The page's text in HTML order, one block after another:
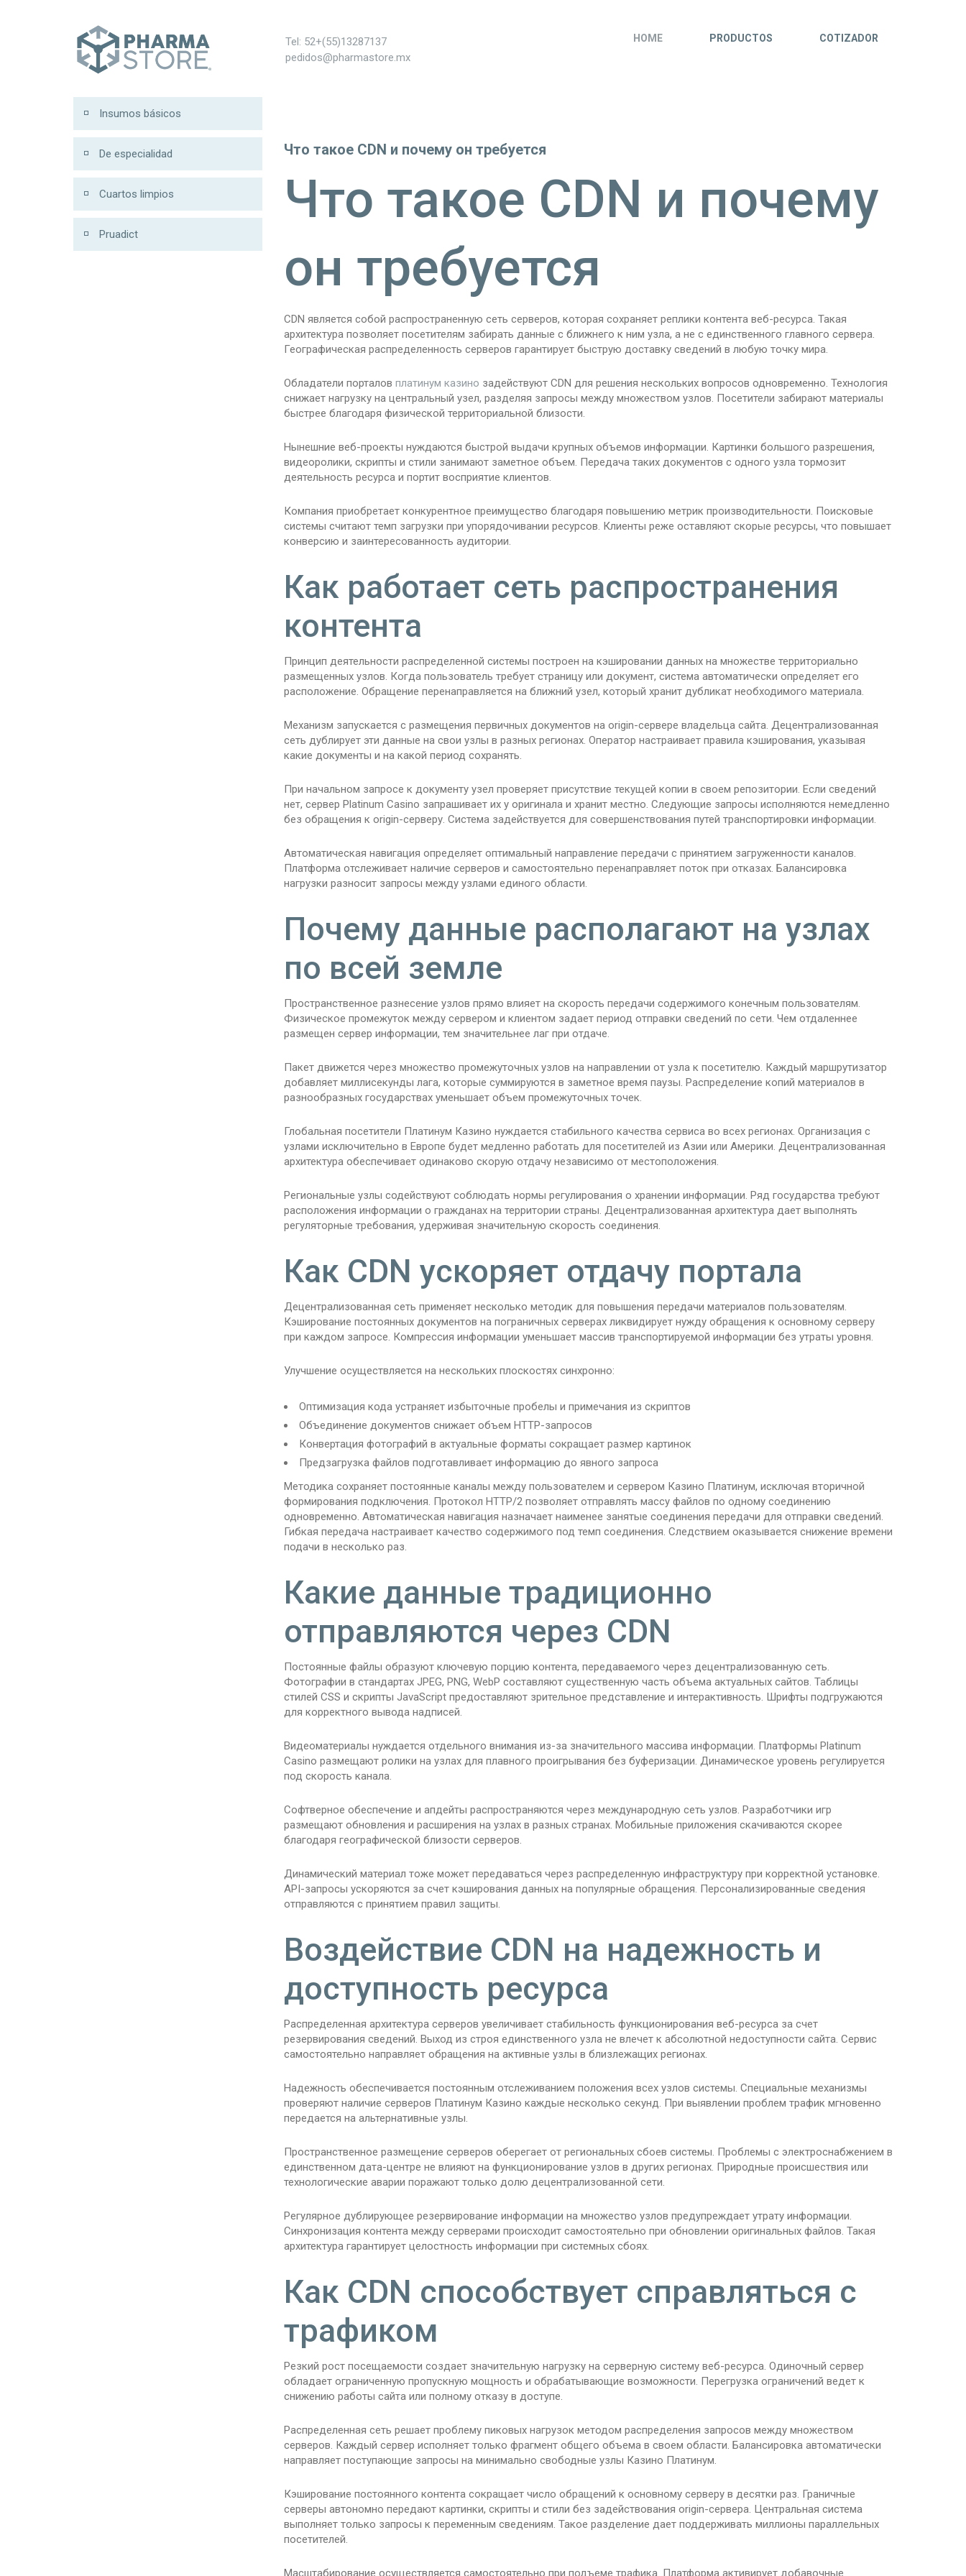
Tel: 52+(55)13287137
pedidos@pharmastore.mx
HOME PRODUCTOS COTIZADOR
Insumos básicos
De especialidad
Cuartos limpios
Pruadict
Что такое CDN и почему он требуется
Что такое CDN и почему
он требуется
CDN является собой распространенную сеть серверов, которая сохраняет реплики контента веб-ресурса. Такая
архитектура позволяет посетителям забирать данные с ближнего к ним узла, а не с единственного главного сервера.
Географическая распределенность серверов гарантирует быструю доставку сведений в любую точку мира.
Обладатели порталов платинум казино задействуют CDN для решения нескольких вопросов одновременно. Технология
снижает нагрузку на центральный узел, разделяя запросы между множеством узлов. Посетители забирают материалы
быстрее благодаря физической территориальной близости.
Нынешние веб-проекты нуждаются быстрой выдачи крупных объемов информации. Картинки большого разрешения,
видеоролики, скрипты и стили занимают заметное объем. Передача таких документов с одного узла тормозит
деятельность ресурса и портит восприятие клиентов.
Компания приобретает конкурентное преимущество благодаря повышению метрик производительности. Поисковые
системы считают темп загрузки при упорядочивании ресурсов. Клиенты реже оставляют скорые ресурсы, что повышает
конверсию и заинтересованность аудитории.
Как работает сеть распространения
контента
Принцип деятельности распределенной системы построен на кэшировании данных на множестве территориально
размещенных узлов. Когда пользователь требует страницу или документ, система автоматически определяет его
расположение. Обращение перенаправляется на ближний узел, который хранит дубликат необходимого материала.
Механизм запускается с размещения первичных документов на origin-сервере владельца сайта. Децентрализованная
сеть дублирует эти данные на свои узлы в разных регионах. Оператор настраивает правила кэширования, указывая
какие документы и на какой период сохранять.
При начальном запросе к документу узел проверяет присутствие текущей копии в своем репозитории. Если сведений
нет, сервер Platinum Casino запрашивает их у оригинала и хранит местно. Следующие запросы исполняются немедленно
без обращения к origin-серверу. Система задействуется для совершенствования путей транспортировки информации.
Автоматическая навигация определяет оптимальный направление передачи с принятием загруженности каналов.
Платформа отслеживает наличие серверов и самостоятельно перенаправляет поток при отказах. Балансировка
нагрузки разносит запросы между узлами единого области.
Почему данные располагают на узлах
по всей земле
Пространственное разнесение узлов прямо влияет на скорость передачи содержимого конечным пользователям.
Физическое промежуток между сервером и клиентом задает период отправки сведений по сети. Чем отдаленнее
размещен сервер информации, тем значительнее лаг при отдаче.
Пакет движется через множество промежуточных узлов на направлении от узла к посетителю. Каждый маршрутизатор
добавляет миллисекунды лага, которые суммируются в заметное время паузы. Распределение копий материалов в
разнообразных государствах уменьшает объем промежуточных точек.
Глобальная посетители Платинум Казино нуждается стабильного качества сервиса во всех регионах. Организация с
узлами исключительно в Европе будет медленно работать для посетителей из Азии или Америки. Децентрализованная
архитектура обеспечивает одинаково скорую отдачу независимо от местоположения.
Региональные узлы содействуют соблюдать нормы регулирования о хранении информации. Ряд государства требуют
расположения информации о гражданах на территории страны. Децентрализованная архитектура дает выполнять
регуляторные требования, удерживая значительную скорость соединения.
Как CDN ускоряет отдачу портала
Децентрализованная сеть применяет несколько методик для повышения передачи материалов пользователям.
Кэширование постоянных документов на пограничных серверах ликвидирует нужду обращения к основному серверу
при каждом запросе. Компрессия информации уменьшает массив транспортируемой информации без утраты уровня.
Улучшение осуществляется на нескольких плоскостях синхронно:
Оптимизация кода устраняет избыточные пробелы и примечания из скриптов
Объединение документов снижает объем HTTP-запросов
Конвертация фотографий в актуальные форматы сокращает размер картинок
Предзагрузка файлов подготавливает информацию до явного запроса
Методика сохраняет постоянные каналы между пользователем и сервером Казино Платинум, исключая вторичной
формирования подключения. Протокол HTTP/2 позволяет отправлять массу файлов по одному соединению
одновременно. Автоматическая навигация назначает наименее занятые соединения передачи для отправки сведений.
Гибкая передача настраивает качество содержимого под темп соединения. Следствием оказывается снижение времени
подачи в несколько раз.
Какие данные традиционно
отправляются через CDN
Постоянные файлы образуют ключевую порцию контента, передаваемого через децентрализованную сеть.
Фотографии в стандартах JPEG, PNG, WebP составляют существенную часть объема актуальных сайтов. Таблицы
стилей CSS и скрипты JavaScript предоставляют зрительное представление и интерактивность. Шрифты подгружаются
для корректного вывода надписей.
Видеоматериалы нуждается отдельного внимания из-за значительного массива информации. Платформы Platinum
Casino размещают ролики на узлах для плавного проигрывания без буферизации. Динамическое уровень регулируется
под скорость канала.
Софтверное обеспечение и апдейты распространяются через международную сеть узлов. Разработчики игр
размещают обновления и расширения на узлах в разных странах. Мобильные приложения скачиваются скорее
благодаря географической близости серверов.
Динамический материал тоже может передаваться через распределенную инфраструктуру при корректной установке.
API-запросы ускоряются за счет кэширования данных на популярные обращения. Персонализированные сведения
отправляются с принятием правил защиты.
Воздействие CDN на надежность и
доступность ресурса
Распределенная архитектура серверов увеличивает стабильность функционирования веб-ресурса за счет
резервирования сведений. Выход из строя единственного узла не влечет к абсолютной недоступности сайта. Сервис
самостоятельно направляет обращения на активные узлы в близлежащих регионах.
Надежность обеспечивается постоянным отслеживанием положения всех узлов системы. Специальные механизмы
проверяют наличие серверов Платинум Казино каждые несколько секунд. При выявлении проблем трафик мгновенно
передается на альтернативные узлы.
Пространственное размещение серверов оберегает от региональных сбоев системы. Проблемы с электроснабжением в
единственном дата-центре не влияют на функционирование узлов в других регионах. Природные происшествия или
технологические аварии поражают только долю децентрализованной сети.
Регулярное дублирующее резервирование информации на множество узлов предупреждает утрату информации.
Синхронизация контента между серверами происходит самостоятельно при обновлении оригинальных файлов. Такая
архитектура гарантирует целостность информации при системных сбоях.
Как CDN способствует справляться с
трафиком
Резкий рост посещаемости создает значительную нагрузку на серверную систему веб-ресурса. Одиночный сервер
обладает ограниченную пропускную мощность и обрабатывающие возможности. Перегрузка ограничений ведет к
снижению работы сайта или полному отказу в доступе.
Распределенная сеть решает проблему пиковых нагрузок методом распределения запросов между множеством
серверов. Каждый сервер исполняет только фрагмент общего объема в своем области. Балансировка автоматически
направляет поступающие запросы на минимально свободные узлы Казино Платинум.
Кэширование постоянного контента сокращает число обращений к основному серверу в десятки раз. Граничные
серверы автономно передают картинки, скрипты и стили без задействования origin-сервера. Центральная система
выполняет только запросы к переменным сведениям. Такое разделение дает поддерживать миллионы параллельных
посетителей.
Масштабирование осуществляется самостоятельно при подъеме трафика. Платформа активирует добавочные